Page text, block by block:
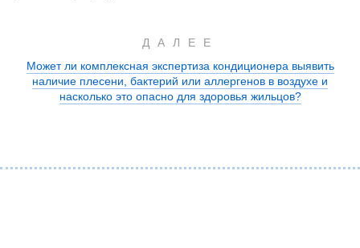
ДАЛЕЕ
Может ли комплексная экспертиза кондиционера выявить
наличие плесени, бактерий или аллергенов в воздухе и
насколько это опасно для здоровья жильцов?